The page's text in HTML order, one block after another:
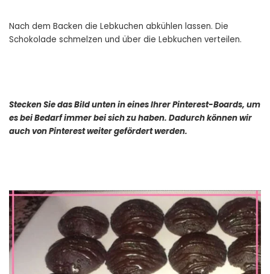
Nach dem Backen die Lebkuchen abkühlen lassen. Die
Schokolade schmelzen und über die Lebkuchen verteilen.
Stecken Sie das Bild unten in eines Ihrer Pinterest-Boards, um
es bei Bedarf immer bei sich zu haben. Dadurch können wir
auch von Pinterest weiter gefördert werden.